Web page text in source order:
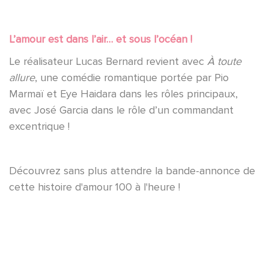
L’amour est dans l’air… et sous l’océan !
Le réalisateur Lucas Bernard revient avec À toute
allure, une comédie romantique portée par Pio
Marmaï et Eye Haidara dans les rôles principaux,
avec José Garcia dans le rôle d’un commandant
excentrique !
Découvrez sans plus attendre la bande-annonce de
cette histoire d'amour 100 à l'heure !